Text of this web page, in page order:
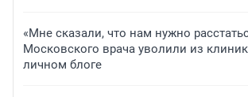
«Мне сказали, что нам нужно
Московского врача уволили из
личном блоге